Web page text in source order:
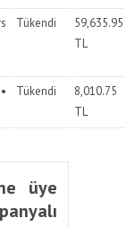
Tükendi
59,635.95
TL
Tükendi
8,010.75
TL
üye